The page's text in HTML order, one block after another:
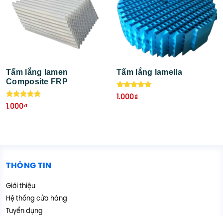
Tấm lắng lamen
Composite FRP
Được xếp
hạng
1.000₫
Tấm lắng lamella
Được xếp
hạng
1.000₫
THÔNG TIN
Giới thiệu
Hệ thống cửa hàng
Tuyển dụng